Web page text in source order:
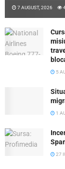
7 AUGUST, 2026
5
1
27